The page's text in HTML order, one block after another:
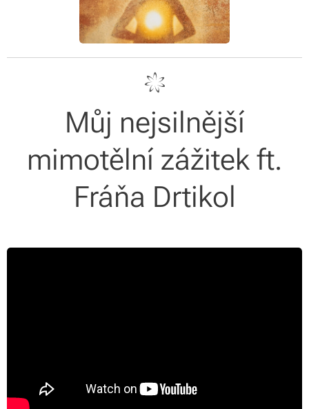
Můj nejsilnější
mimotělní zážitek ft.
Fráňa Drtikol